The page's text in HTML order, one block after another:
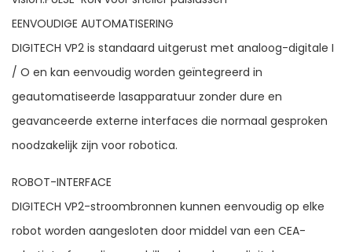
EENVOUDIGE AUTOMATISERING
DIGITECH VP2 is standaard uitgerust met analoog-digitale I
/ O en kan eenvoudig worden geïntegreerd in
geautomatiseerde lasapparatuur zonder dure en
geavanceerde externe interfaces die normaal gesproken
noodzakelijk zijn voor robotica.
ROBOT-INTERFACE
DIGITECH VP2-stroombronnen kunnen eenvoudig op elke
robot worden aangesloten door middel van een CEA-